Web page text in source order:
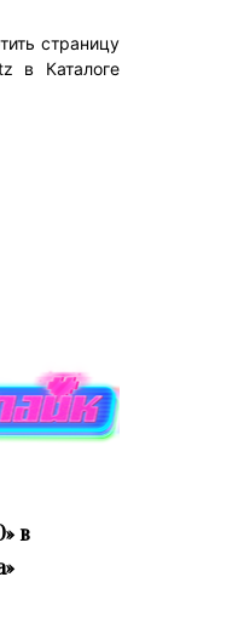
страницу
в Каталоге
в